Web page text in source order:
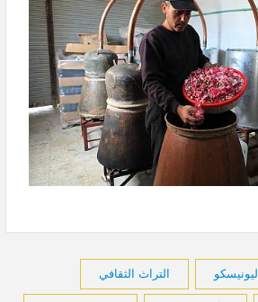
اليونيسكو التراث الثقافي